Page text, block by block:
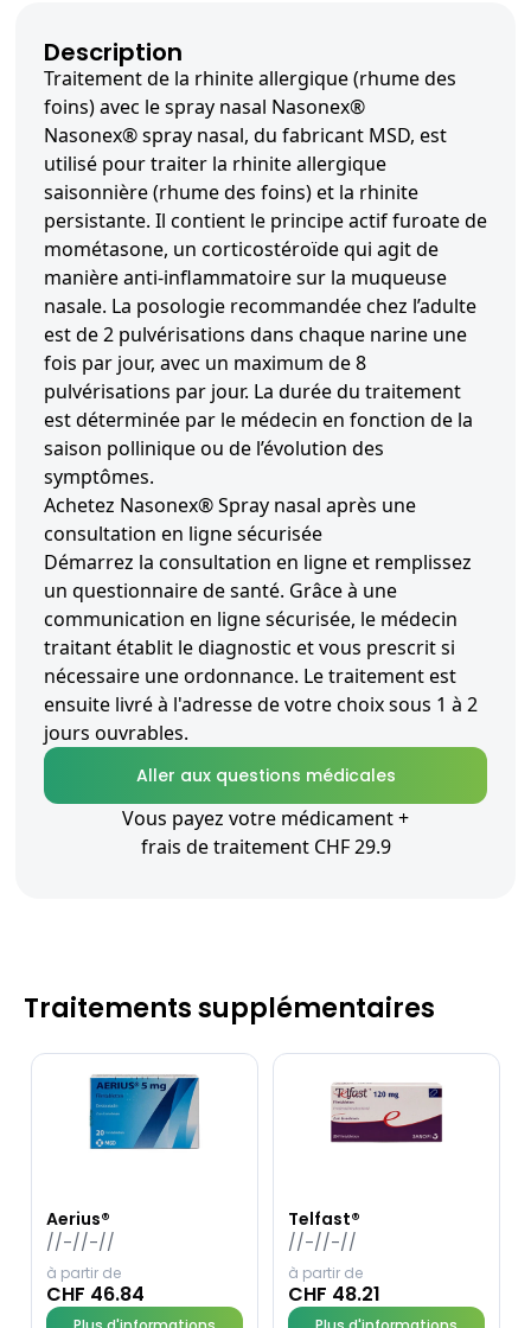
Description
Traitement de la rhinite allergique (rhume des
foins) avec le spray nasal Nasonex®
Nasonex® spray nasal, du fabricant MSD, est
utilisé pour traiter la rhinite allergique
saisonnière (rhume des foins) et la rhinite
persistante. Il contient le principe actif furoate de
mométasone, un corticostéroïde qui agit de
manière anti-inflammatoire sur la muqueuse
nasale. La posologie recommandée chez l’adulte
est de 2 pulvérisations dans chaque narine une
fois par jour, avec un maximum de 8
pulvérisations par jour. La durée du traitement
est déterminée par le médecin en fonction de la
saison pollinique ou de l’évolution des
symptômes.
Achetez Nasonex® Spray nasal après une
consultation en ligne sécurisée
Démarrez la consultation en ligne et remplissez
un questionnaire de santé. Grâce à une
communication en ligne sécurisée, le médecin
traitant établit le diagnostic et vous prescrit si
nécessaire une ordonnance. Le traitement est
ensuite livré à l'adresse de votre choix sous 1 à 2
jours ouvrables.
Aller aux questions médicales
Vous payez votre médicament +
frais de traitement CHF 29.9
Traitements supplémentaires
Aerius®
//-//-//
à partir de
CHF 46.84
Telfast®
//-//-//
à partir de
CHF 48.21